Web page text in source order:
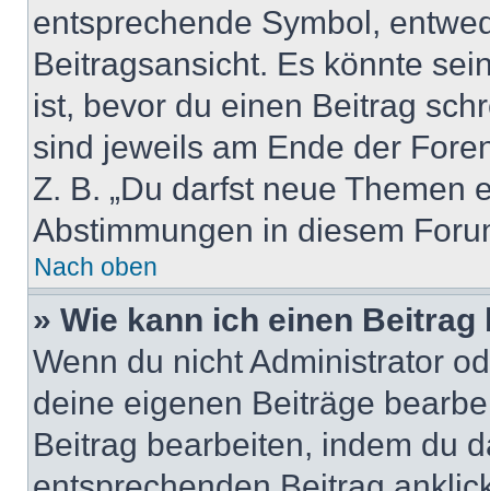
entsprechende Symbol,
Beitragsansicht. Es könnte
ist, bevor du einen Beitrag
sind jeweils am Ende der
Z. B. „Du darfst neue Themen
Abstimmungen in diesem
Nach oben
» Wie kann ich einen
Wenn du nicht Administrator
deine eigenen Beiträge
Beitrag bearbeiten, indem du